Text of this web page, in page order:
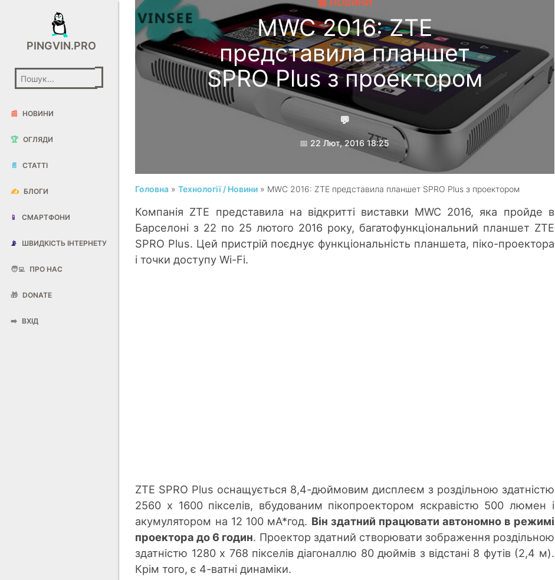
PINGVIN.PRO
📰 НОВИНИ
🏆 ОГЛЯДИ
📄 СТАТТІ
✍️ БЛОГИ
📱 СМАРТФОНИ
📡 ШВИДКІСТЬ ІНТЕРНЕТУ
🧑‍💻 ПРО НАС
🎁 DONATE
➡️ ВХІД
📰 НОВИНИ
MWC 2016: ZTE
представила планшет
SPRO Plus з проектором
💬
📅 22 Лют, 2016 18:25
Гребеник Максим
Головна »Технології / Новини » MWC 2016: ZTE представила планшет SPRO Plus з проектором
Компанія ZTE представила на відкритті виставки MWC 2016, яка пройде в
Барселоні з 22 по 25 лютого 2016 року, багатофункціональний планшет ZTE
SPRO Plus. Цей пристрій поєднує функціональність планшета, піко-проектора
і точки доступу Wi-Fi.
ZTE SPRO Plus оснащується 8,4-дюймовим дисплеєм з роздільною здатністю
2560 х 1600 пікселів, вбудованим пікопроектором яскравістю 500 люмен і
акумулятором на 12 100 мА*год. Він здатний працювати автономно в режимі
проектора до 6 годин. Проектор здатний створювати зображення роздільною
здатністю 1280 х 768 пікселів діагоналлю 80 дюймів з відстані 8 футів (2,4 м).
Крім того, є 4-ватні динаміки.